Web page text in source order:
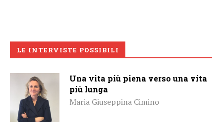
LE INTERVISTE POSSIBILI
Una vita più piena verso una vita
più lunga
Maria Giuseppina Cimino